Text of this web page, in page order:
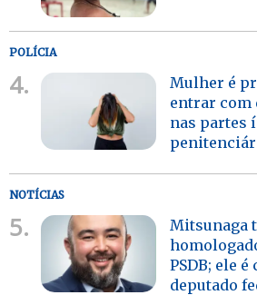
POLÍCIA
4.
Mulher é
entrar com
nas partes
NOTÍCIAS
5.
Mitsunaga
PSDB; ele
deputado